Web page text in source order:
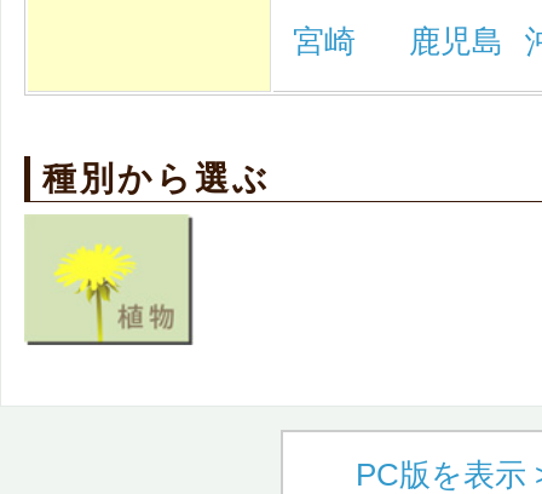
宮崎 鹿児島
種別から選ぶ
PC版を表示